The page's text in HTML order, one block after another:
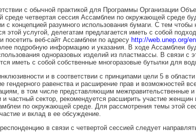
с обычной практикой для Программы Организации
среде четвертая сессия Ассамблеи по окружающей среде
с концепцией разумного использования бумаги. С тем
этой услугой, делегатам предлагается иметь с собой
посетить веб-сайт Ассамблеи по адресу http://web.unep.org/
подробную информацию и указания. В ходе Ассамблеи
одноразовых изделий из пластмассы. В связи с
иметь с собой собственные многоразовые бутылки для
и в соответствии с принципами цели 5 в области
гендерного равенства и расширение прав и возможностей
в том числе представляющим межправительственные и
и частный сектор, рекомендуется расширить участие женщин
по окружающей среде. Для рассмотрения темы этой
и вклад в ее обсуждение.
в связи с четвертой сессией следует